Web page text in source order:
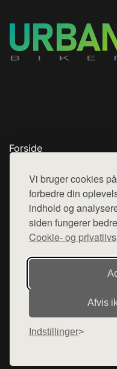
Vi bruger cookies
forbedre din
indhold og
siden fungerer
Cookie- og
Afvis
Indstillinger
Forside
Top Rabatter
Blog
Kontakt
Denne side er en del af
hjemmesider med
diverse webshops. Der
varerne på lager.